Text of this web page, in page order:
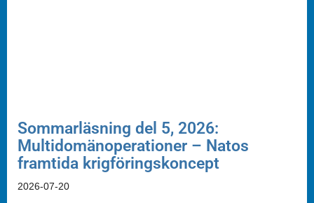
Sommarläsning del 5, 2026:
Multidomänoperationer – Natos
framtida krigföringskoncept
2026-07-20